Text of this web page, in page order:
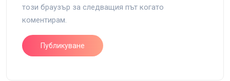
този браузър за следващия път когато
коментирам.